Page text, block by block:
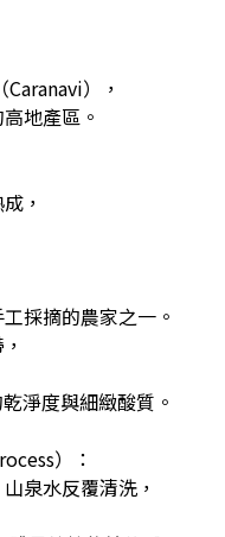
），
地產區。
，
採摘的農家之一。
淨度與細緻酸質。
）：
泉水反覆清洗，